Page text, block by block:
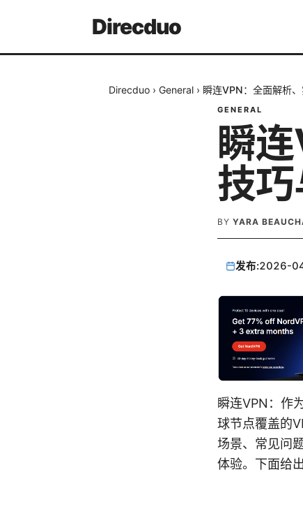
Direcduo
Direcduo › General › 瞬连VPN：全面解析
GENERAL
瞬
技
BY YARA
发布:2026-
瞬连VPN：作
球节点覆盖的
场景、常见问
体验。下面给